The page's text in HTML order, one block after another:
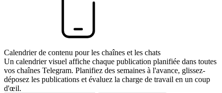
Calendrier de contenu pour les chaînes et les chats
Un calendrier visuel affiche chaque publication planifiée dans toutes
vos chaînes Telegram. Planifiez des semaines à l'avance, glissez-
déposez les publications et évaluez la charge de travail en un coup
d'œil.